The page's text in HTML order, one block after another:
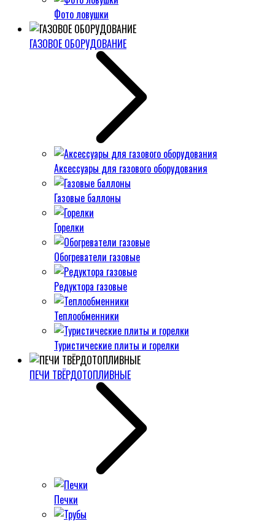
Фото ловушки
ГАЗОВОЕ ОБОРУДОВАНИЕ
Аксессуары для газового оборудования
Газовые баллоны
Горелки
Обогреватели газовые
Редуктора газовые
Теплообменники
Туристические плиты и горелки
ПЕЧИ ТВЁРДОТОПЛИВНЫЕ
Печки